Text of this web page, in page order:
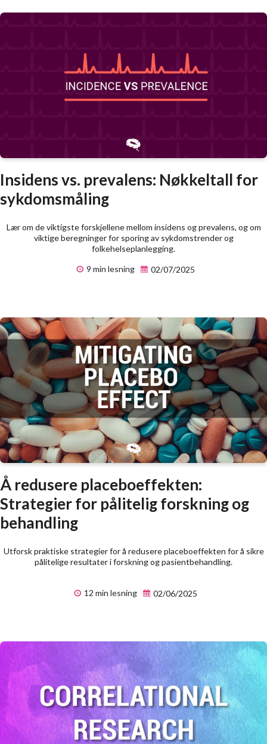
Insidens vs. prevalens: Nøkkeltall for
sykdomsmåling
Lær om de viktigste forskjellene mellom insidens og prevalens, og om
viktige beregninger for sporing av sykdomstrender og
folkehelseplanlegging.
9 min lesning
02/07/2025
Å redusere placeboeffekten:
Strategier for pålitelig forskning og
behandling
Utforsk praktiske strategier for å redusere placeboeffekten for å sikre
pålitelige resultater i forskning og pasientbehandling.
12 min lesning 02/06/2025